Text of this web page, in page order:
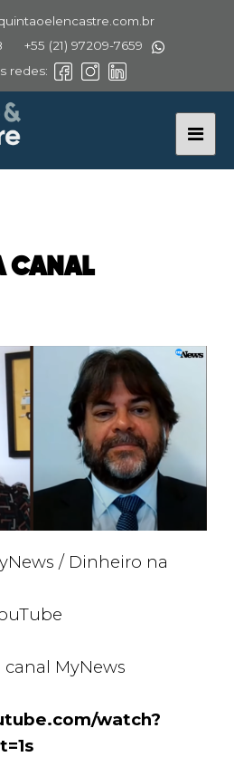
+55 (21) 97209-7659
redes:
CANAL
/ Dinheiro na
canal MyNews
watch?